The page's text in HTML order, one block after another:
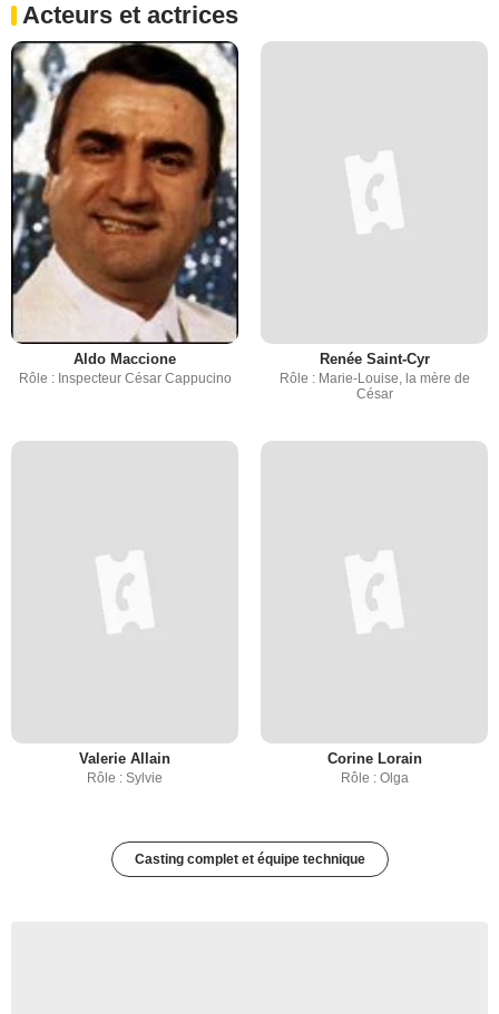
Acteurs et actrices
Aldo Maccione
Rôle : Inspecteur César Cappucino
Renée Saint-Cyr
Rôle : Marie-Louise, la mère de
César
Valerie Allain
Rôle : Sylvie
Corine Lorain
Rôle : Olga
Casting complet et équipe technique